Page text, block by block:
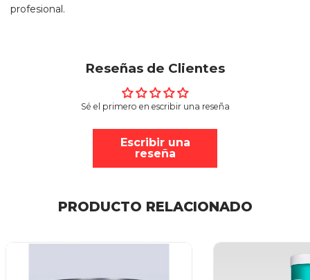
profesional.
Reseñas de Clientes
Sé el primero en escribir una reseña
Escribir una
reseña
PRODUCTO RELACIONADO